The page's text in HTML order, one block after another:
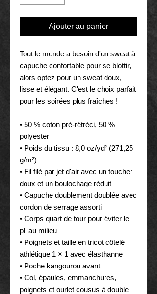
Ajouter au panier
Tout le monde a besoin d'un sweat à
capuche confortable pour se blottir,
alors optez pour un sweat doux,
lisse et élégant. C'est le choix parfait
pour les soirées plus fraîches !
• 50 % coton pré-rétréci, 50 %
polyester
• Poids du tissu : 8,0 oz/yd² (271,25
g/m²)
• Fil filé par jet d'air avec un toucher
doux et un boulochage réduit
• Capuche doublement doublée avec
cordon de serrage assorti
• Corps quart de tour pour éviter le
pli au milieu
• Poignets et taille en tricot côtelé
athlétique 1 × 1 avec élasthanne
• Poche kangourou avant
• Col, épaules, emmanchures,
poignets et ourlet cousus à double